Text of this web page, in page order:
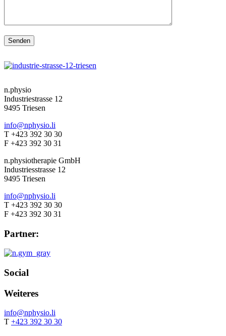
n.physio
Industriestrasse 12
9495 Triesen
info@nphysio.li
T +423 392 30 30
F +423 392 30 31
n.physiotherapie GmbH
Industriesstrasse 12
9495 Triesen
info@nphysio.li
T +423 392 30 30
F +423 392 30 31
Partner:
Social
Weiteres
info@nphysio.li
T +423 392 30 30